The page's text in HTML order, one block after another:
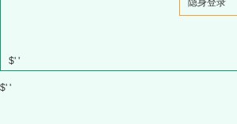
隐身登录
$' '
$' '